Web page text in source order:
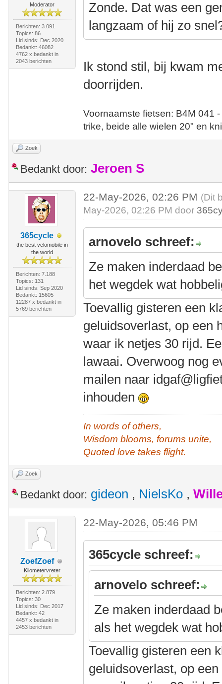
Moderator
Berichten: 3.091
Topics: 86
Lid sinds: Dec 2020
Bedankt: 46082
4762 x bedankt in
2043 berichten
Zonde. Dat was een
langzaam of hij zo
Ik stond stil, bij kwam
doorrijden.
Voornaamste fietsen: B4M
trike, beide alle wielen 20" en
Zoek
Bedankt door: Jeroen S
365cycle
the best velomobile in
the world
Berichten: 7.188
Topics: 131
Lid sinds: Sep 2020
Bedankt: 15605
12287 x bedankt in
5769 berichten
22-May-2026, 02:26 PM (Dit
May-2026, 02:26 PM door
arnovelo schreef:
Ze maken inderdaad
het wegdek wat
Toevallig gisteren een
geluidsoverlast, op een
waar ik netjes 30 rijd.
lawaai. Overwoog nog
mailen naar
inhouden
In words of others,
Wisdom blooms, forums unite,
Quoted love takes flight.
Zoek
Bedankt door: gideon , NielsKo ,
ZoefZoef
Kilometervreter
Berichten: 2.879
Topics: 30
Lid sinds: Dec 2017
Bedankt: 42
4457 x bedankt in
2453 berichten
22-May-2026, 05:46 PM
365cycle schreef:
arnovelo schreef:
Ze maken inderdaad
als het wegdek wat
Toevallig gisteren een
geluidsoverlast, op